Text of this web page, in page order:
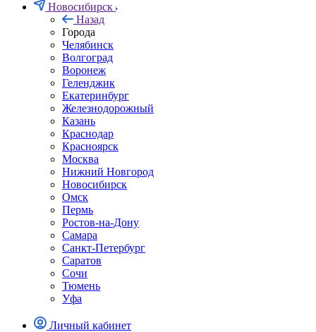
Новосибирск
Назад
Города
Челябинск
Волгоград
Воронеж
Геленджик
Екатеринбург
Железнодорожный
Казань
Краснодар
Красноярск
Москва
Нижний Новгород
Новосибирск
Омск
Пермь
Ростов-на-Дону
Самара
Санкт-Петербург
Саратов
Сочи
Тюмень
Уфа
Личный кабинет